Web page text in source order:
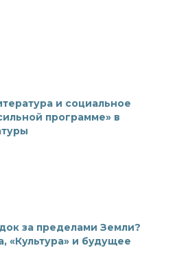
и социальное
программе» в
за пределами Земли?
«Культура» и будущее